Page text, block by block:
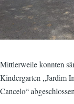
Mittlerweile konnten
Kindergarten „Jardim
Cancelo“